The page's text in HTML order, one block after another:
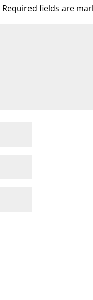
Required fields are